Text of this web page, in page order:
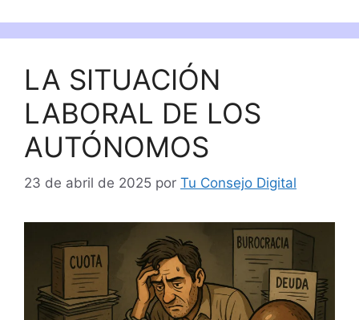
LA SITUACIÓN
LABORAL DE LOS
AUTÓNOMOS
23 de abril de 2025 por Tu Consejo Digital